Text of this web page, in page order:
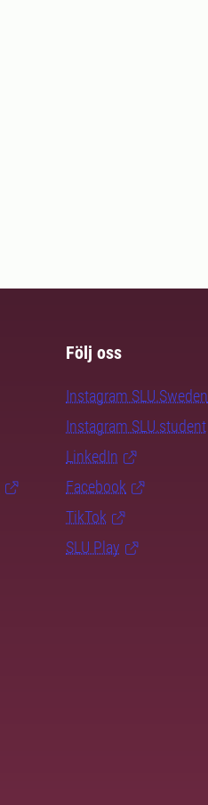
Följ oss
Instagram SLU.Sweden
Instagram SLU.student
LinkedIn
Facebook
TikTok
SLU Play